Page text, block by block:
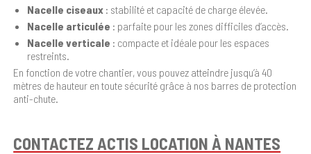
Nacelle ciseaux : stabilité et capacité de charge élevée.
Nacelle articulée : parfaite pour les zones difficiles d’accès.
Nacelle verticale : compacte et idéale pour les espaces
restreints.
En fonction de votre chantier, vous pouvez atteindre jusqu’à 40
mètres de hauteur en toute sécurité grâce à nos barres de protection
anti-chute.
CONTACTEZ ACTIS LOCATION À NANTES